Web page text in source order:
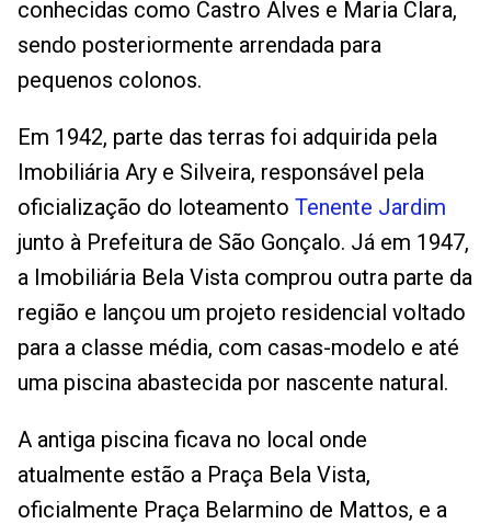
conhecidas como Castro Alves e Maria Clara,
sendo posteriormente arrendada para
pequenos colonos.
Em 1942, parte das terras foi adquirida pela
Imobiliária Ary e Silveira, responsável pela
oficialização do loteamento Tenente Jardim
junto à Prefeitura de São Gonçalo. Já em 1947,
a Imobiliária Bela Vista comprou outra parte da
região e lançou um projeto residencial voltado
para a classe média, com casas-modelo e até
uma piscina abastecida por nascente natural.
A antiga piscina ficava no local onde
atualmente estão a Praça Bela Vista,
oficialmente Praça Belarmino de Mattos, e a